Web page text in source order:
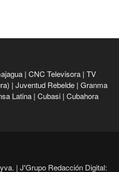
| CNC Televisora | TV
| Juventud Rebelde | Granma
Latina | Cubasi | Cubahora
| J'Grupo Redacción Digital: